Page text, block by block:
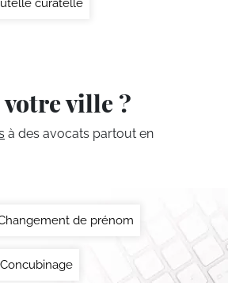
curatelle
votre ville ?
à des avocats partout en
de prénom
Concubinage